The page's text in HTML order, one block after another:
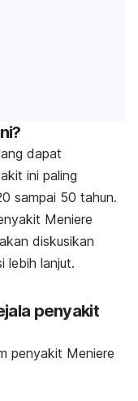
dapat
ini paling
sampai 50 tahun.
Meniere
diskusikan
lebih lanjut.
penyakit
penyakit Meniere